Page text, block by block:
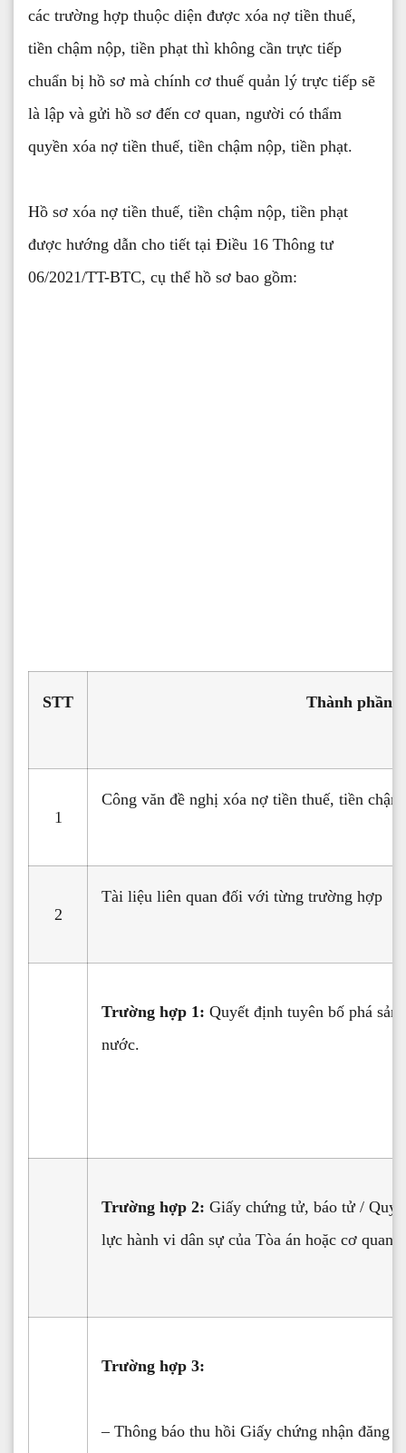
các trường hợp thuộc diện được xóa nợ tiền thuế,
tiền chậm nộp, tiền phạt thì không cần trực tiếp
chuẩn bị hồ sơ mà chính cơ thuế quản lý trực tiếp sẽ
là lập và gửi hồ sơ đến cơ quan, người có thẩm
quyền xóa nợ tiền thuế, tiền chậm nộp, tiền phạt.
Hồ sơ xóa nợ tiền thuế, tiền chậm nộp, tiền phạt
được hướng dẫn cho tiết tại Điều 16 Thông tư
06/2021/TT-BTC, cụ thể hồ sơ bao gồm:
STT Thành phần
1
Công văn đề nghị xóa nợ tiền thuế, tiền
2
Tài liệu liên quan đối với từng trường hợp
Trường hợp 1: Quyết định tuyên bố phá sản
nước.
Trường hợp 2: Giấy chứng tử, báo tử /
lực hành vi dân sự của Tòa án hoặc cơ quan
Trường hợp 3:
– Thông báo thu hồi Giấy chứng nhận đăng